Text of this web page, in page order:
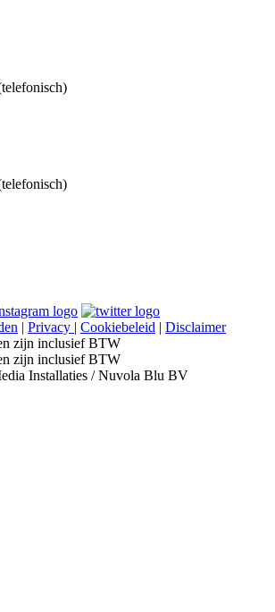
| Privacy | Cookiebeleid | Disclaimer
zijn inclusief BTW
zijn inclusief BTW
Installaties / Nuvola Blu BV